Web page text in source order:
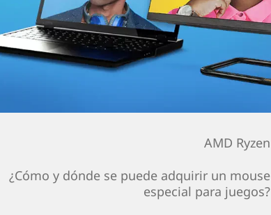
AMD Ryzen
¿Cómo y dónde se puede adquirir un mouse
especial para juegos?